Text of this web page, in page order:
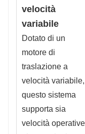
velocità
variabile
Dotato di un
motore di
traslazione a
velocità variabile,
questo sistema
supporta sia
velocità operative